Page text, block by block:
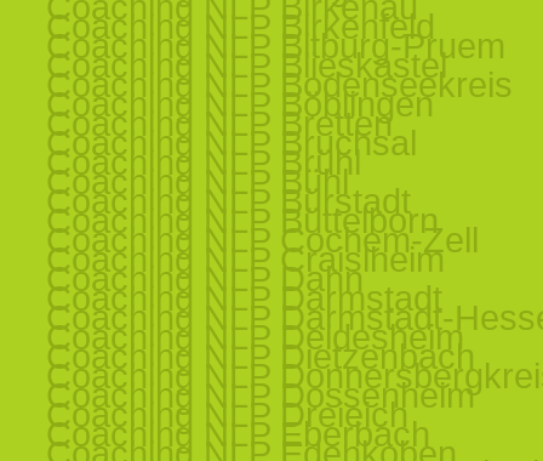
Coaching NLP Birkenfeld
Coaching NLP Bitburg-Pruem
Coaching NLP Blieskastel
Coaching NLP Bodenseekreis
Coaching NLP Böblingen
Coaching NLP Bretten
Coaching NLP Bruchsal
Coaching NLP Brühl
Coaching NLP Bühl
Coaching NLP Bürstadt
Coaching NLP Büttelborn
Coaching NLP Cochem-Zell
Coaching NLP Craislheim
Coaching NLP Dahn
Coaching NLP Darmstadt
Coaching NLP Darmstadt-
Coaching NLP Deidesheim
Coaching NLP Dietzenbach
Coaching NLP
Coaching NLP Dossenheim
Coaching NLP Dreieich
Coaching NLP Eberbach